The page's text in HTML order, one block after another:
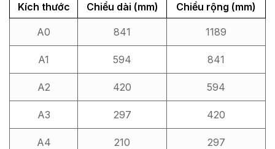
Kích thước Chiều dài (mm) Chiều rộng (mm)
A0 841 1189
A1 594 841
A2 420 594
A3 297 420
A4 210 297